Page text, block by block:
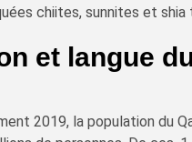
chiites, sunnites et shia
et langue
2019, la population du